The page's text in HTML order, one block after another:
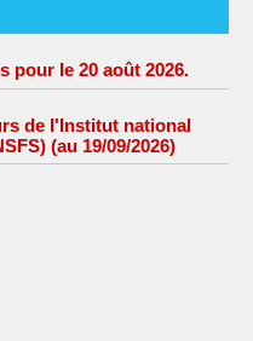
pour le 20 août 2026.
de l'Institut national
(au 19/09/2026)